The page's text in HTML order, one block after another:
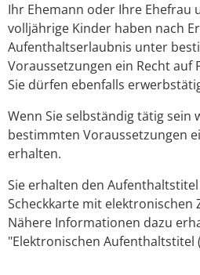
Ihr Ehemann oder Ihre Ehefrau
volljährige Kinder haben nach
Aufenthaltserlaubnis unter
Voraussetzungen ein Recht auf
Sie dürfen ebenfalls
Wenn Sie selbständig tätig sein
bestimmten Voraussetzungen
erhalten.
Sie erhalten den
Scheckkarte mit elektronischen
Nähere Informationen dazu
"Elektronischen Aufenthaltstitel